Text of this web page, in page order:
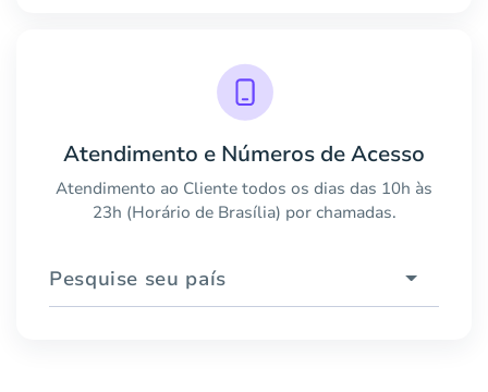
Atendimento e Números de Acesso
Atendimento ao Cliente todos os dias das 10h às
23h (Horário de Brasília) por chamadas.
Pesquise seu país